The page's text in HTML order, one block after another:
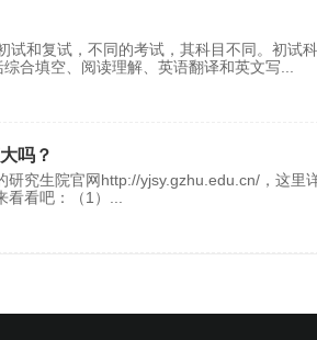
试和复试，不同的考试，其科目不同。初试
合填空、阅读理解、英语翻译和英文写
吗？
究生院官网http://yjsy.gzhu.edu.cn/，这里
看吧：（1）